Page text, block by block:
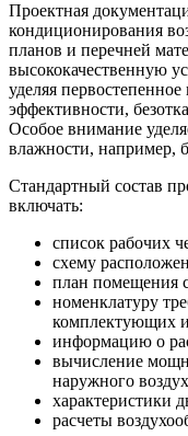
Проектная
кондиционирования
планов и перечней
высококачественную
уделяя
эффективности,
Особое внимание
влажности, например,
Стандартный состав
включать:
список рабочих
схему
план помещения
номенклатуру
комплектующих
информацию о
вычисление
наружного
характеристики
расчеты